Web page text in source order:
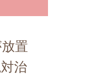
置
治